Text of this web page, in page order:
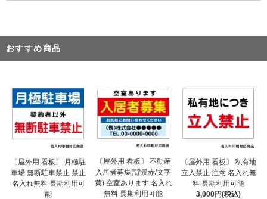
おすすめ商品
〔屋外用 看板〕 月極駐
車場 無断駐車禁止 禁止
名入れ無料 長期利用可
能
〔屋外用 看板〕 不動産
入居者募集(背景赤/文字
黄) 空室あります 名入れ
無料 長期利用可能
〔屋外用 看板〕 私有地
立入禁止 注意 名入れ無
料 長期利用可能
3,000円(税込)